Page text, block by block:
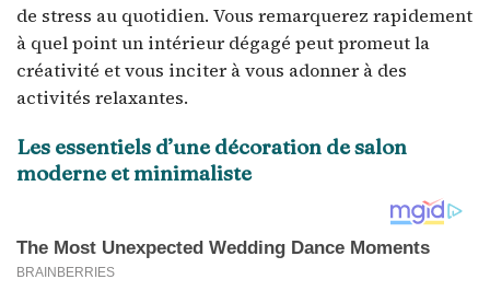
de stress au quotidien. Vous remarquerez rapidement
à quel point un intérieur dégagé peut promeut la
créativité et vous inciter à vous adonner à des
activités relaxantes.
Les essentiels d’une décoration de salon
moderne et minimaliste